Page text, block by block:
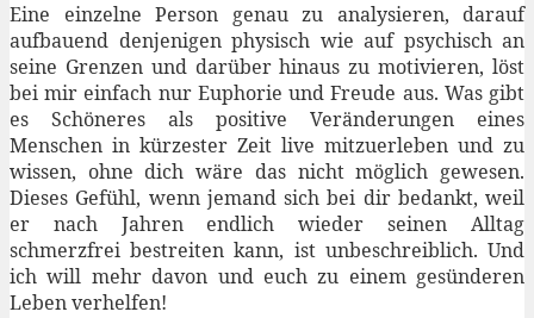
Eine einzelne Person genau zu analysieren, darauf
aufbauend denjenigen physisch wie auf psychisch an
seine Grenzen und darüber hinaus zu motivieren, löst
bei mir einfach nur Euphorie und Freude aus. Was gibt
es Schöneres als positive Veränderungen eines
Menschen in kürzester Zeit live mitzuerleben und zu
wissen, ohne dich wäre das nicht möglich gewesen.
Dieses Gefühl, wenn jemand sich bei dir bedankt, weil
er nach Jahren endlich wieder seinen Alltag
schmerzfrei bestreiten kann, ist unbeschreiblich. Und
ich will mehr davon und euch zu einem gesünderen
Leben verhelfen!